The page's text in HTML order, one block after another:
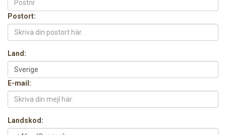
Postort:
Land:
E-mail:
Landskod: